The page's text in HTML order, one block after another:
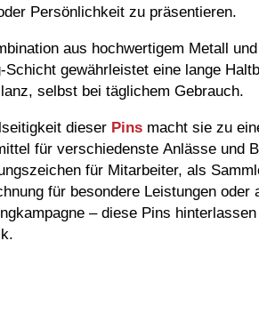
Persönlichkeit zu präsentieren.
aus hochwertigem Metall
Schicht gewährleistet eine lange
selbst bei täglichem Gebrauch.
dieser Pins macht sie zu
für verschiedenste Anlässe und
für Mitarbeiter, als
für besondere Leistungen oder
– diese Pins